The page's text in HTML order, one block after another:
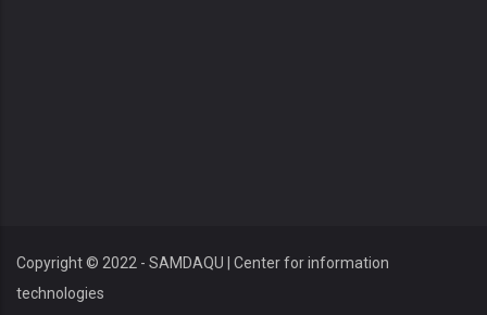
Copyright © 2022 - SAMDAQU | Center for information
technologies